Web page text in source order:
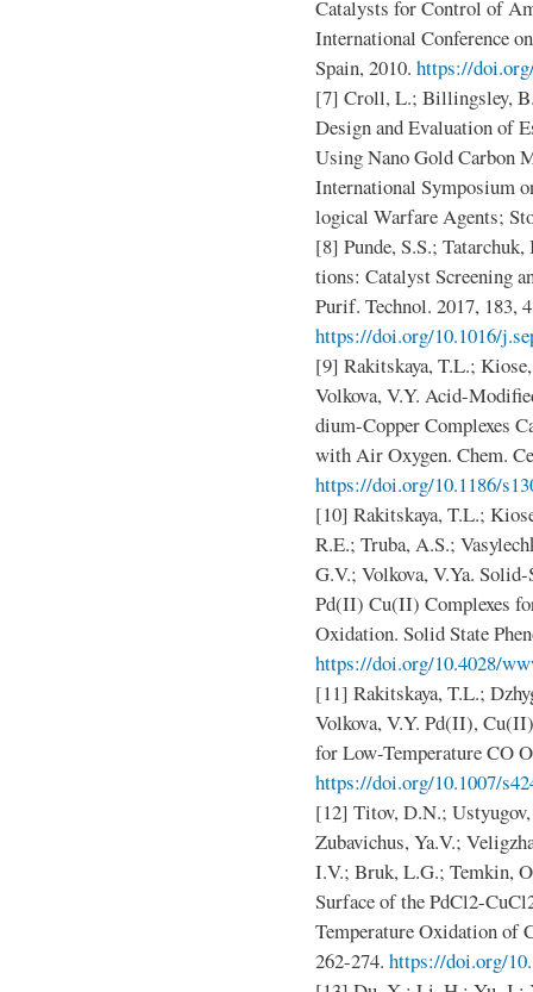
Catalysts for Control of
International Conference
Spain, 2010. https://
[7] Croll, L.; Billingsley,
Design and Evaluation of
Using Nano Gold Carbon
International Symposium
logical Warfare Agents;
[8] Punde, S.S.;
tions: Catalyst Screening
Purif. Technol. 2017, 183,
https://doi.org/10.1016/
[9] Rakitskaya, T.L.;
Volkova, V.Y. Acid-
dium-Copper Complexes
with Air Oxygen. Chem.
https://doi.org/10.1186/
[10] Rakitskaya, T.L.;
R.E.; Truba, A.S.;
G.V.; Volkova, V.Ya.
Pd(II) Cu(II) Complexes
Oxidation. Solid State
https://doi.org/10.4028/
[11] Rakitskaya, T.L.;
Volkova, V.Y. Pd(II),
for Low-Temperature CO
https://doi.org/10.1007/
[12] Titov, D.N.;
Zubavichus, Ya.V.;
I.V.; Bruk, L.G.; Temkin,
Surface of the PdCl2-
Temperature Oxidation of
262-274. https://doi.org/